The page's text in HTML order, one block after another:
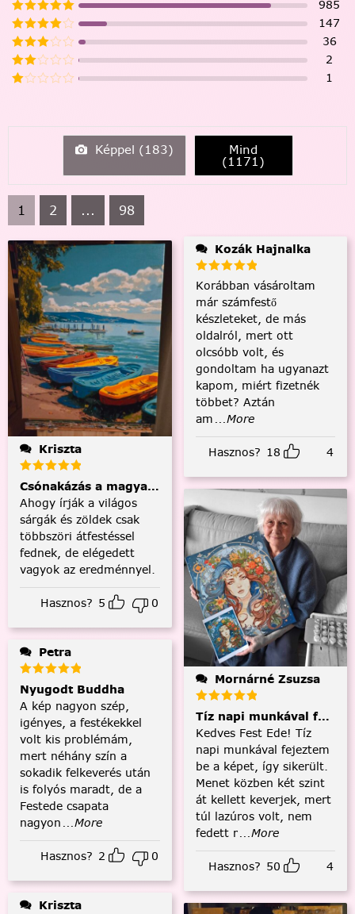
985
147
36
2
1
Képpel (183) Mind
(1171)
1 2 ... 98
Kriszta
Csónakázás a magyar tengeren
Ahogy írják a világos
sárgák és zöldek csak
többszöri átfestéssel
fednek, de elégedett
vagyok az eredménnyel.
Hasznos? 5 0
Petra
Nyugodt Buddha
A kép nagyon szép,
igényes, a festékekkel
volt kis problémám,
mert néhány szín a
sokadik felkeverés után
is folyós maradt, de a
Festede csapata
nagyon ...More
Hasznos? 2 0
Kriszta
Kozák Hajnalka
Korábban vásároltam
már számfestő
készleteket, de más
oldalról, mert ott
olcsóbb volt, és
gondoltam ha ugyanazt
kapom, miért fizetnék
többet? Aztán
am ...More
Hasznos? 18 4
Mornárné Zsuzsa
Tíz napi munkával
Kedves Fest Ede! Tíz
napi munkával fejeztem
be a képet, így sikerült.
Menet közben két szint
át kellett keverjek, mert
túl lazúros volt, nem
fedett r...More
Hasznos? 50 4